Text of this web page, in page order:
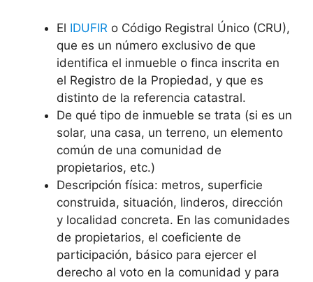
El IDUFIR o Código Registral Único (CRU),
que es un número exclusivo de que
identifica el inmueble o finca inscrita en
el Registro de la Propiedad, y que es
distinto de la referencia catastral.
De qué tipo de inmueble se trata (si es un
solar, una casa, un terreno, un elemento
común de una comunidad de
propietarios, etc.)
Descripción física: metros, superficie
construida, situación, linderos, dirección
y localidad concreta. En las comunidades
de propietarios, el coeficiente de
participación, básico para ejercer el
derecho al voto en la comunidad y para